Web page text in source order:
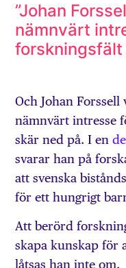
”Johan
nämnvärt
forskningsfält
Och Johan
nämnvärt intresse
skär ned på. I en
svarar han på
att svenska
för ett hungrigt
Att berörd
skapa kunskap för
låtsas han inte om.